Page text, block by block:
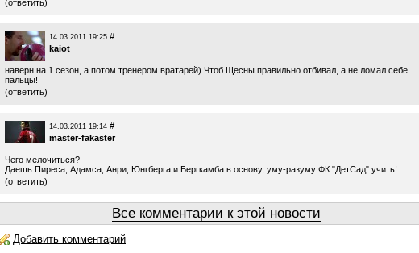
(ответить)
14.03.2011 19:25 #
kaiot
наверн на 1 сезон, а потом тренером вратарей) Чтоб Щесны правильно отбивал, а не ломал себе
пальцы!
(ответить)
14.03.2011 19:14 #
master-fakaster
Чего мелочиться?
Даешь Пиреса, Адамса, Анри, Юнгберга и Бергкамба в основу, уму-разуму ФК "ДетСад" учить!
(ответить)
Все комментарии к этой новости
Добавить комментарий